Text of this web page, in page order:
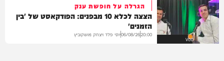
VOD
הגרלה על חופשת ענק
הצצה לכלא 10 מבפנים: הפודקאסט של 'בין
הזמנים'
20:00
06/08/26יוסי פלד ויצחק מושקוביץ